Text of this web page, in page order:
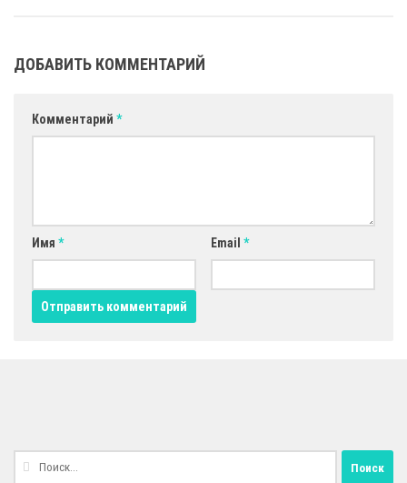
ДОБАВИТЬ КОММЕНТАРИЙ
Комментарий *
Имя * Email *
Найти: